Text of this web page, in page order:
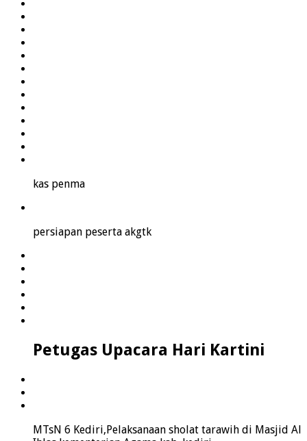
kas penma
persiapan peserta akgtk
Petugas Upacara Hari Kartini
MTsN 6 Kediri,Pelaksanaan sholat tarawih di Masjid Al